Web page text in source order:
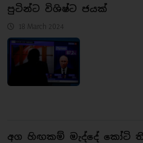
පුටින්ට විශිෂ්ට ජයක්
18 March 2024
අග හිඟකම් මැද්දේ කෝටි